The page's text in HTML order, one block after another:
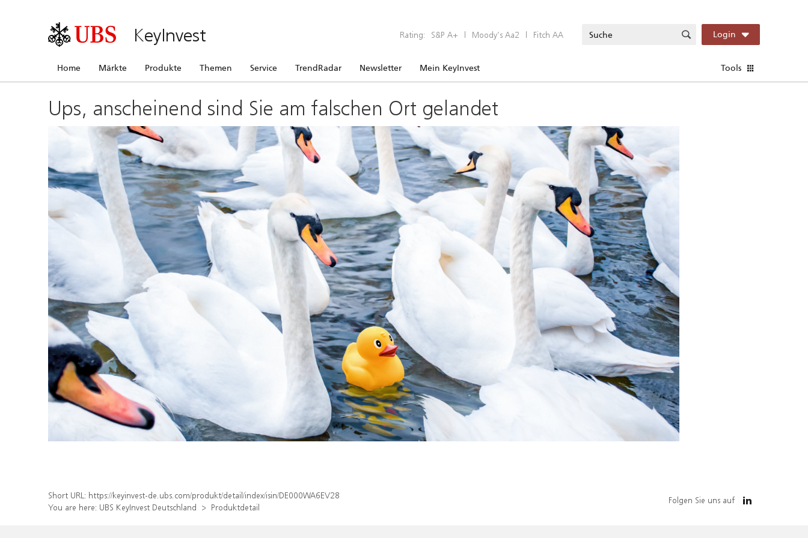
KeyInvest Rating: S&P A+ | Moody’s Aa2 | Fitch AA Login
Home Märkte Produkte Themen Service TrendRadar Newsletter Mein KeyInvest Tools
Ups, anscheinend sind Sie am falschen Ort gelandet
Short URL: https://keyinvest-de.ubs.com/produkt/detail/index/isin/DE000WA6EV28
You are here: UBS KeyInvest Deutschland Produktdetail
Folgen Sie uns auf